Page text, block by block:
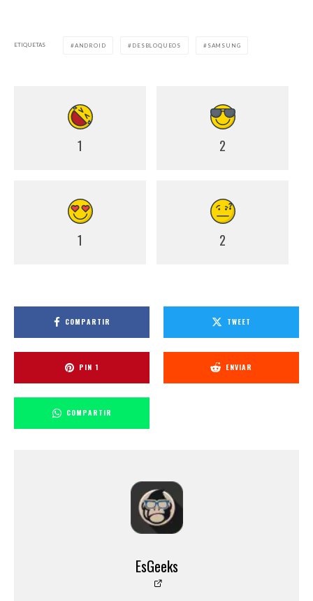
ETIQUETAS ANDROID DESBLOQUEOS SAMSUNG
1 2
1 2
COMPARTIR TWEET
PIN 1 ENVIAR
COMPARTIR
EsGeeks